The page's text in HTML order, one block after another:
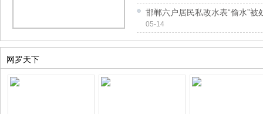
邯郸六户居民私改水表“偷水”被
05-14
网罗天下